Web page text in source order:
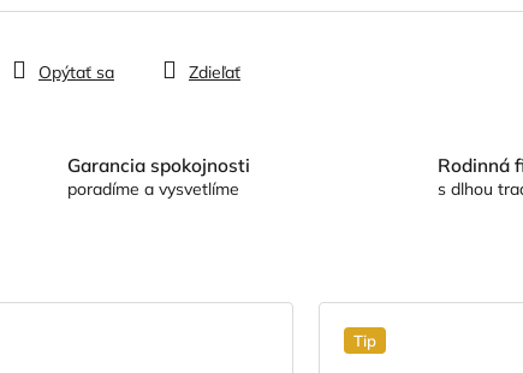
cena:
Opýtať sa Zdieľať
Garancia spokojnosti
poradíme a vysvetlíme
Rodinná
s dlhou
Tip